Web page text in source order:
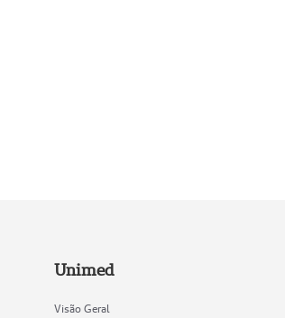
Unimed
Visão Geral